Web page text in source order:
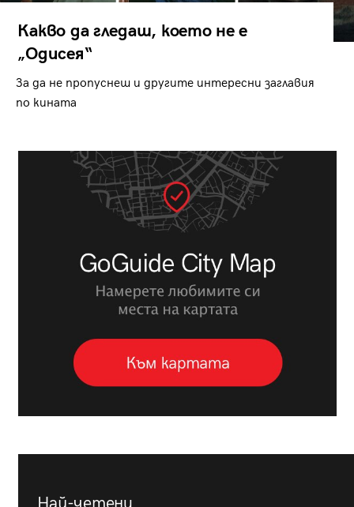
Какво да гледаш, което не е
„Одисея“
За да не пропуснеш и другите интересни заглавия
по кината